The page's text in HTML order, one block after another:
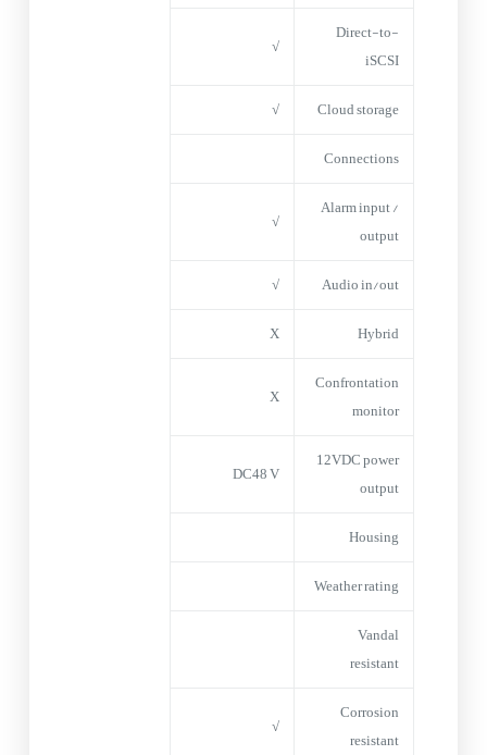
Direct-to-
iSCSI
√
Cloud storage
√
Connections
Alarm input /
output
√
Audio in/out
√
Hybrid
X
Confrontation
monitor
X
12VDC power
output
DC48 V
Housing
Weather rating
Vandal
resistant
Corrosion
resistant
√